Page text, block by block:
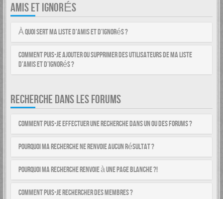
AMIS ET IGNORÉS
À quoi sert ma liste d’amis et d’ignorés ?
Comment puis-je ajouter ou supprimer des utilisateurs de ma liste
d’amis et d’ignorés ?
RECHERCHE DANS LES FORUMS
Comment puis-je effectuer une recherche dans un ou des forums ?
Pourquoi ma recherche ne renvoie aucun résultat ?
Pourquoi ma recherche renvoie à une page blanche ?!
Comment puis-je rechercher des membres ?